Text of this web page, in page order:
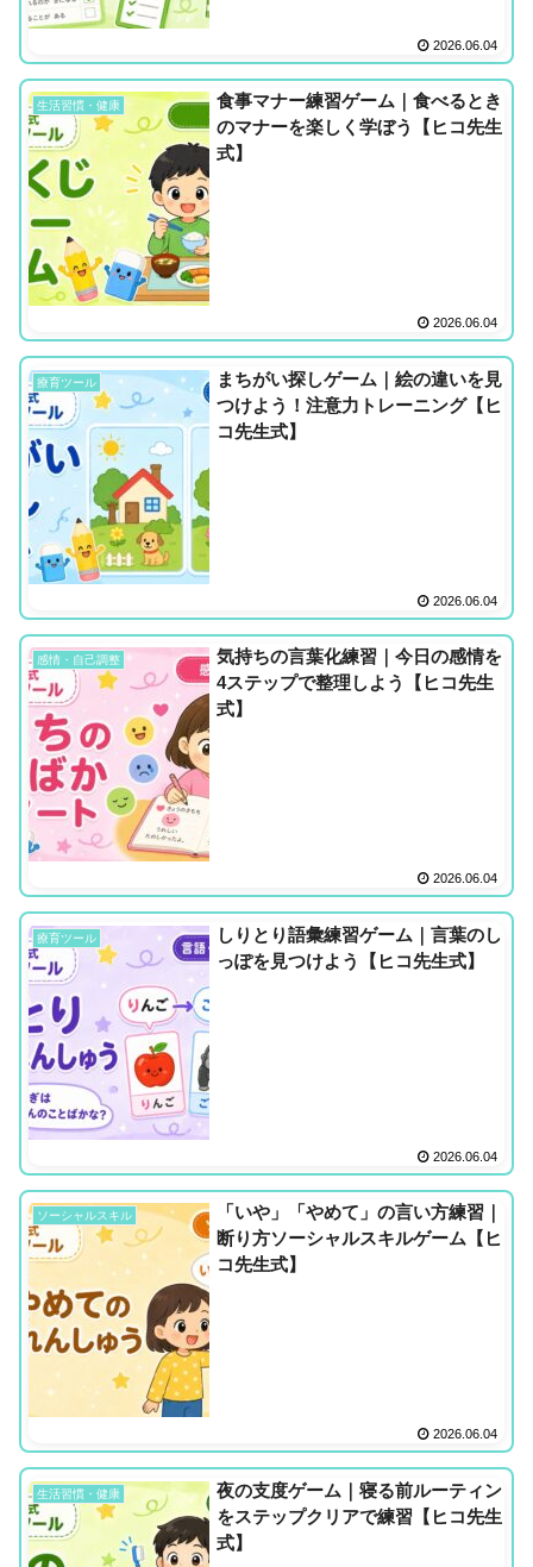
2026.06.04
生活習慣・健康
食事マナー練習ゲーム｜食べるとき
のマナーを楽しく学ぼう【ヒコ先生
式】
2026.06.04
療育ツール
まちがい探しゲーム｜絵の違いを見
つけよう！注意力トレーニング【ヒ
コ先生式】
2026.06.04
感情・自己調整
気持ちの言葉化練習｜今日の感情を
4ステップで整理しよう【ヒコ先生
式】
2026.06.04
療育ツール
しりとり語彙練習ゲーム｜言葉のし
っぽを見つけよう【ヒコ先生式】
2026.06.04
ソーシャルスキル
「いや」「やめて」の言い方練習｜
断り方ソーシャルスキルゲーム【ヒ
コ先生式】
2026.06.04
生活習慣・健康
夜の支度ゲーム｜寝る前ルーティン
をステップクリアで練習【ヒコ先生
式】